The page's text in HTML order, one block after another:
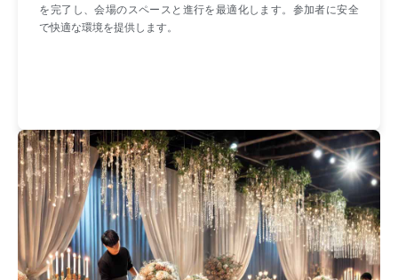
を完了し、会場のスペースと進行を最適化します。参加者に安全
で快適な環境を提供します。